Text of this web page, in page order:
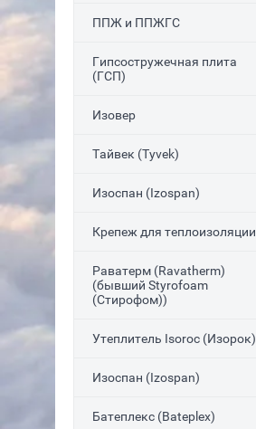
ППЖ и ППЖГС
Гипсостружечная плита
(ГСП)
Изовер
Тайвек (Tyvek)
Изоспан (Izospan)
Крепеж для теплоизоляции
Раватерм (Ravatherm)
(бывший Styrofoam
(Стирофом))
Утеплитель Isoroc (Изорок)
Изоспан (Izospan)
Батеплекс (Bateplex)